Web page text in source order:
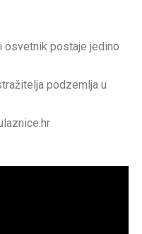
osvetnik postaje jedino
podzemlja u